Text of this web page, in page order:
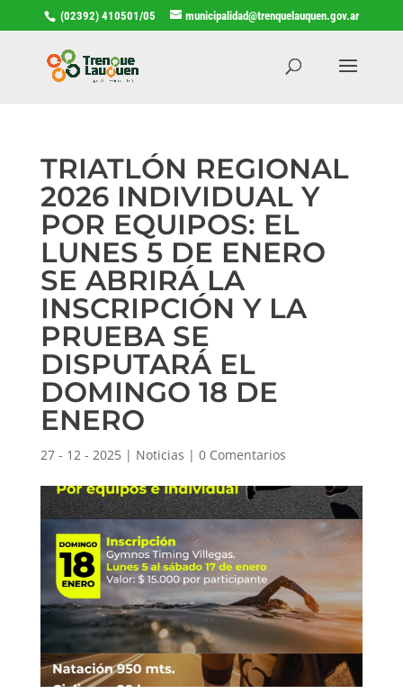
(02392) 410501/05 municipalidad@trenquelauquen.gov.ar
TRIATLÓN REGIONAL
2026 INDIVIDUAL Y
POR EQUIPOS: EL
LUNES 5 DE ENERO
SE ABRIRÁ LA
INSCRIPCIÓN Y LA
PRUEBA SE
DISPUTARÁ EL
DOMINGO 18 DE
ENERO
27 - 12 - 2025| Noticias | 0 Comentarios